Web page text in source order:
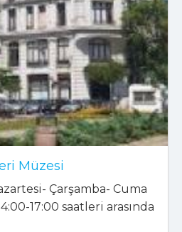
Müzesi
Çarşamba- Cuma
17:00 saatleri arasında